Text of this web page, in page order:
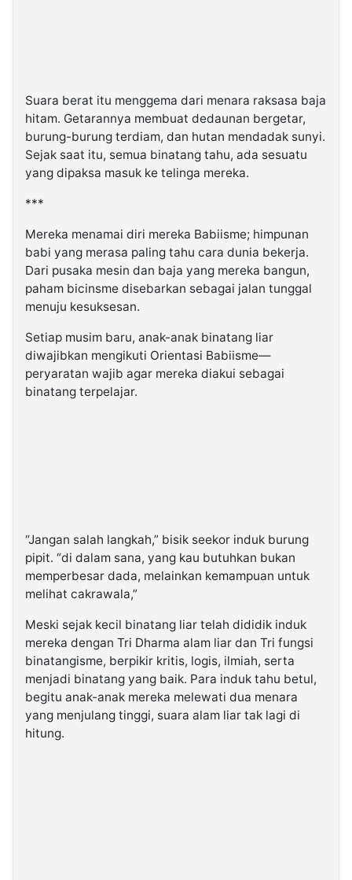
Suara berat itu menggema dari menara raksasa baja
hitam. Getarannya membuat dedaunan bergetar,
burung-burung terdiam, dan hutan mendadak sunyi.
Sejak saat itu, semua binatang tahu, ada sesuatu
yang dipaksa masuk ke telinga mereka.
***
Mereka menamai diri mereka Babiisme; himpunan
babi yang merasa paling tahu cara dunia bekerja.
Dari pusaka mesin dan baja yang mereka bangun,
paham bicinsme disebarkan sebagai jalan tunggal
menuju kesuksesan.
Setiap musim baru, anak-anak binatang liar
diwajibkan mengikuti Orientasi Babiisme—
peryaratan wajib agar mereka diakui sebagai
binatang terpelajar.
“Jangan salah langkah,” bisik seekor induk burung
pipit. “di dalam sana, yang kau butuhkan bukan
memperbesar dada, melainkan kemampuan untuk
melihat cakrawala,”
Meski sejak kecil binatang liar telah dididik induk
mereka dengan Tri Dharma alam liar dan Tri fungsi
binatangisme, berpikir kritis, logis, ilmiah, serta
menjadi binatang yang baik. Para induk tahu betul,
begitu anak-anak mereka melewati dua menara
yang menjulang tinggi, suara alam liar tak lagi di
hitung.